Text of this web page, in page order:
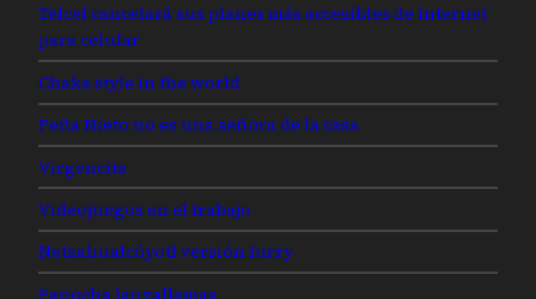
Telcel cancelará sus planes más accesibles de internet
para celular
Chaka style in the world
Peña Nieto no es una señora de la casa
Virgencita
Videojuegos en el trabajo
Netzahualcóyotl versión furry
Panocha lanzallamas